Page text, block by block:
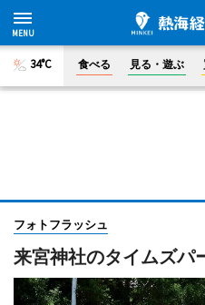
34°C 食べる 見る・遊ぶ
フォトフラッシュ
来宮神社のタイムズパ